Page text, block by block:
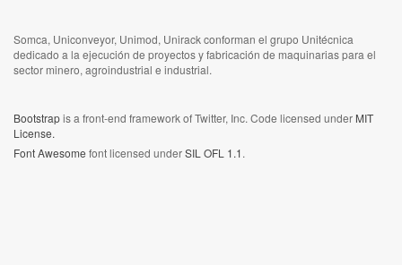
Somca, Uniconveyor, Unimod, Unirack conforman el grupo Unitécnica
dedicado a la ejecución de proyectos y fabricación de maquinarias para el
sector minero, agroindustrial e industrial.
Bootstrapis a front-end framework of Twitter, Inc. Code licensed under MIT
License.
Font Awesome font licensed underSIL OFL 1.1.